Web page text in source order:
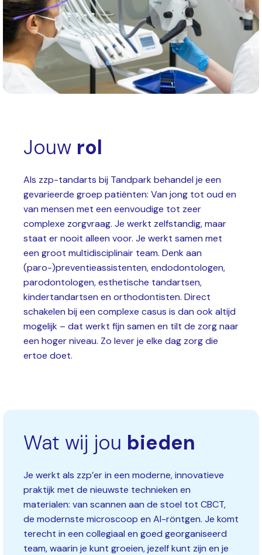
Jouw rol
Als zzp-tandarts bij Tandpark behandel je een
gevarieerde groep patiënten: Van jong tot oud en
van mensen met een eenvoudige tot zeer
complexe zorgvraag. Je werkt zelfstandig, maar
staat er nooit alleen voor. Je werkt samen met
een groot multidisciplinair team. Denk aan
(paro-)preventieassistenten, endodontologen,
parodontologen, esthetische tandartsen,
kindertandartsen en orthodontisten. Direct
schakelen bij een complexe casus is dan ook altijd
mogelijk – dat werkt fijn samen en tilt de zorg naar
een hoger niveau. Zo lever je elke dag zorg die
ertoe doet.
Wat wij jou bieden
Je werkt als zzp’er in een moderne, innovatieve
praktijk met de nieuwste technieken en
materialen: van scannen aan de stoel tot CBCT,
de modernste microscoop en AI-röntgen. Je komt
terecht in een collegiaal en goed georganiseerd
team, waarin je kunt groeien, jezelf kunt zijn en je